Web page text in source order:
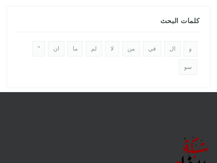
كلمات البحث
و ال في من لا لم ما ان "
سو